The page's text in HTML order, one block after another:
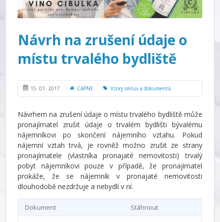
Návrh na zrušení údaje o
místu trvalého bydliště
15. 01. 2017 CAPNE Vzory smluv a dokumentů
Návrhem na zrušení údaje o místu trvalého bydliště může
pronajímatel zrušit údaje o trvalém bydlišti bývalému
nájemníkovi po skončení nájemního vztahu. Pokud
nájemní vztah trvá, je rovněž možno zrušit ze strany
pronajímatele (vlastníka pronajaté nemovitosti) trvalý
pobyt nájemníkovi pouze v případě, že pronajímatel
prokáže, že se nájemník v pronajaté nemovitosti
dlouhodobě nezdržuje a nebydlí v ní.
Dokument Stáhnout